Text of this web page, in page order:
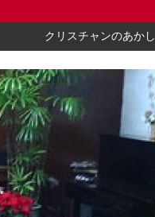
クリスチャンのあかし